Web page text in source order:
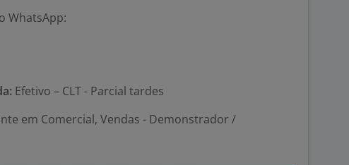
WhatsApp:
Efetivo – CLT - Parcial tardes
em Comercial, Vendas - Demonstrador /